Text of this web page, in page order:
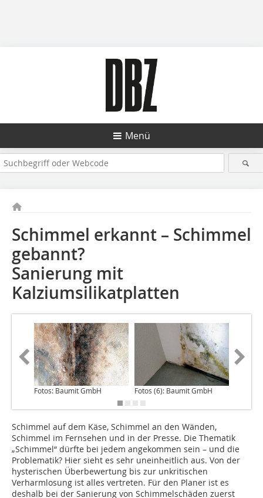
Menü
Schimmel erkannt – Schimmel
gebannt?
Sanierung mit
Kalziumsilikatplatten
Fotos: Baumit GmbH Fotos (6): Baumit GmbH
Schimmel auf dem Käse, Schimmel an den Wänden,
Schimmel im Fernsehen und in der Presse. Die Thematik
„Schimmel“ dürfte bei jedem angekommen sein – und die
Problematik? Hier sieht es sehr uneinheitlich aus. Von der
hysterischen Überbewertung bis zur unkritischen
Verharmlosung ist alles vertreten. Für den Planer ist es
deshalb bei der Sanierung von Schimmelschäden zuerst